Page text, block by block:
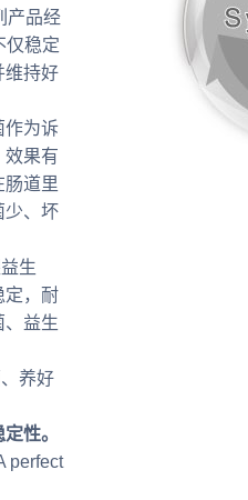
产品经
仅稳定
维持好
作为诉
效果有
肠道里
少、坏
生
定，耐
、益生
养好
性。
perfect